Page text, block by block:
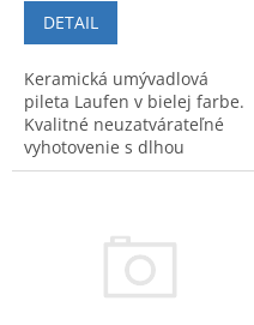
DETAIL
Keramická umývadlová
pileta Laufen v bielej farbe.
Kvalitné neuzatvárateľné
vyhotovenie s dlhou
životnosťou. Odolný a